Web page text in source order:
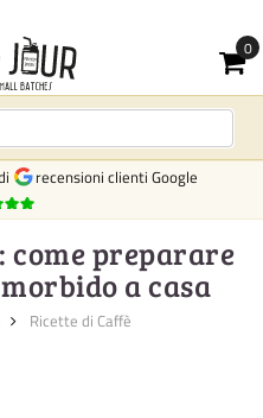
6,95 -
recensioni clienti Google
come preparare
a casa
Ricette di Caffè